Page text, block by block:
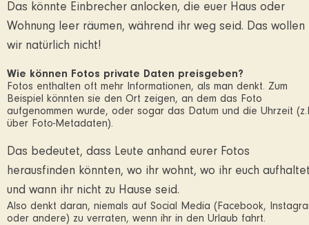
Das könnte Einbrecher anlocken, die euer Haus oder
Wohnung leer räumen, während ihr weg seid. Das wollen
wir natürlich nicht!
Wie können Fotos private Daten preisgeben?
Fotos enthalten oft mehr Informationen, als man denkt. Zum
Beispiel könnten sie den Ort zeigen, an dem das Foto
aufgenommen wurde, oder sogar das Datum und die Uhrzeit
über Foto-Metadaten).
Das bedeutet, dass Leute anhand eurer Fotos
herausfinden könnten, wo ihr wohnt, wo ihr euch
und wann ihr nicht zu Hause seid.
Also denkt daran, niemals auf Social Media (Facebook,
oder andere) zu verraten, wenn ihr in den Urlaub fahrt.